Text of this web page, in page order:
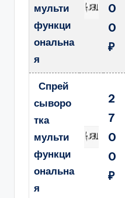
мульти
функци
ональна
я
0
0
₽
Спрей
сыворо
тка
мульти
функци
ональна
я
2
7
0
0
₽